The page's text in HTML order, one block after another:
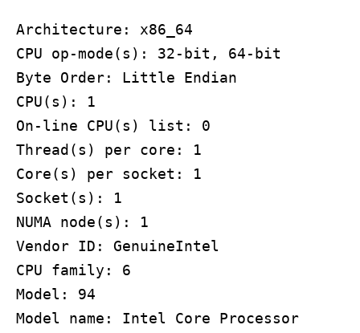
Architecture: x86_64
CPU op-mode(s): 32-bit, 64-bit
Byte Order: Little Endian
CPU(s): 1
On-line CPU(s) list: 0
Thread(s) per core: 1
Core(s) per socket: 1
Socket(s): 1
NUMA node(s): 1
Vendor ID: GenuineIntel
CPU family: 6
Model: 94
Model name: Intel Core Processor